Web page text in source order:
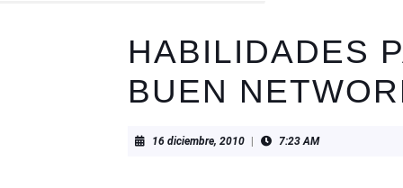
HABILIDADES
BUEN
16 diciembre, 201016
7:23 AM